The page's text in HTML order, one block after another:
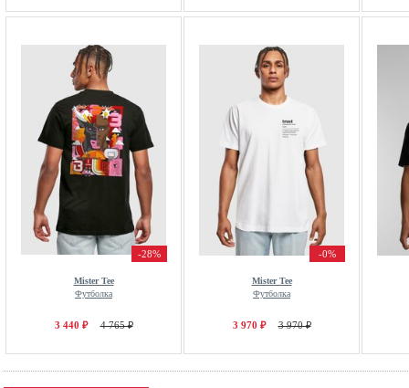
-28%
Mister Tee
Футболка
3 440 ₽ 4 765 ₽
-0%
Mister Tee
Футболка
3 970 ₽ 3 970 ₽